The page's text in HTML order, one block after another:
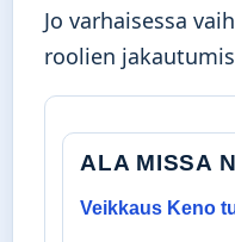
Jo varhaisessa
roolien
ALA MISSA
Veikkaus Keno